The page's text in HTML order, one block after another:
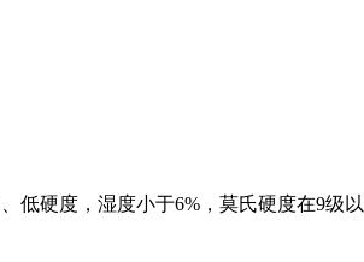
硬度，湿度小于6%，莫氏硬度在9级